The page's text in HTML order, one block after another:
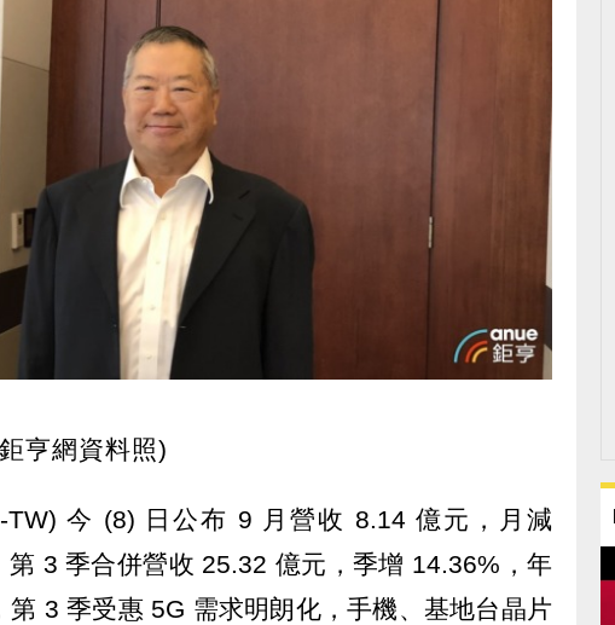
亨網資料照)
TW) 今 (8) 日公布 9 月營收 8.14 億元，月減
3 季合併營收 25.32 億元，季增 14.36%，年
3 季受惠 5G 需求明朗化，手機、基地台晶片